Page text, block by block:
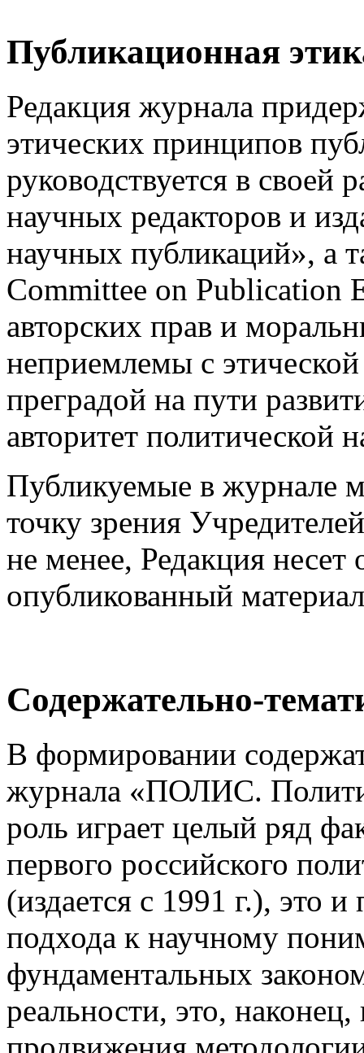
Публикационная
Редакция журнала
этических принципов
руководствуется в своей
научных редакторов и
научных публикаций», а
Committee on Publication
авторских прав и
неприемлемы с
преградой на пути
авторитет политической
Публикуемые в журнале
точку зрения
не менее, Редакция несет
опубликованный
Содержательно-
В формировании
журнала «ПОЛИС.
роль играет целый ряд
первого российского
(издается с 1991 г.), это
подхода к научному
фундаментальных
реальности, это,